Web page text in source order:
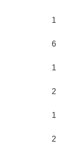
1
6
1
2
1
2